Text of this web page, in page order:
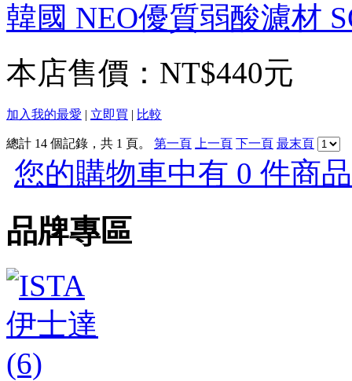
韓國 NEO優質弱酸濾材
本店售價： NT$440元
加入我的最愛 | 立即買 | 比較
總計 14 個記錄，共 1 頁。 第一頁 上一頁 下一頁 最末頁
您的購物車中有 0 件商
品牌專區